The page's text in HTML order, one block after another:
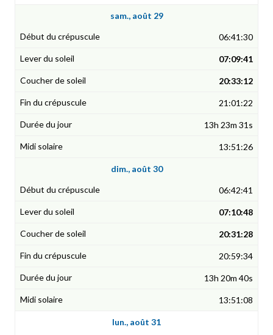
sam., août 29
06:41:30
07:09:41
20:33:12
21:01:22
13h 23m 31s
13:51:26
dim., août 30
06:42:41
07:10:48
20:31:28
20:59:34
13h 20m 40s
13:51:08
lun., août 31